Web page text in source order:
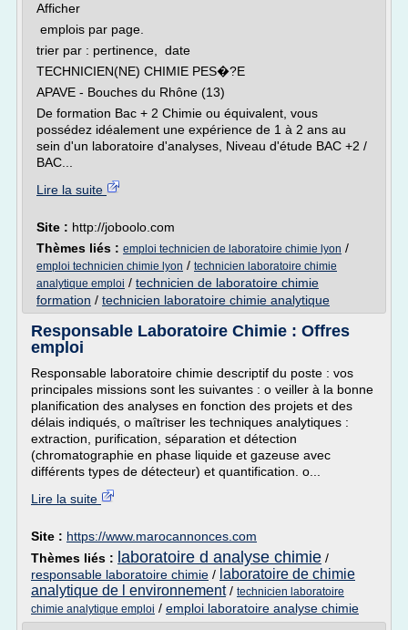
Afficher
emplois par page.
trier par : pertinence, date
TECHNICIEN(NE) CHIMIE PES�?E
APAVE - Bouches du Rhône (13)
De formation Bac + 2 Chimie ou équivalent, vous
possédez idéalement une expérience de 1 à 2 ans au
sein d'un laboratoire d'analyses, Niveau d'étude BAC +2 /
BAC...
Lire la suite
Site : http://joboolo.com
Thèmes liés : emploi technicien de laboratoire chimie lyon /
emploi technicien chimie lyon / technicien laboratoire chimie
analytique emploi / technicien de laboratoire chimie
formation / technicien laboratoire chimie analytique
Responsable Laboratoire Chimie : Offres
emploi
Responsable laboratoire chimie descriptif du poste : vos
principales missions sont les suivantes : o veiller à la bonne
planification des analyses en fonction des projets et des
délais indiqués, o maîtriser les techniques analytiques :
extraction, purification, séparation et détection
(chromatographie en phase liquide et gazeuse avec
différents types de détecteur) et quantification. o...
Lire la suite
Site : https://www.marocannonces.com
Thèmes liés : laboratoire d analyse chimie /
responsable laboratoire chimie / laboratoire de chimie
analytique de l environnement/ technicien laboratoire
chimie analytique emploi / emploi laboratoire analyse chimie